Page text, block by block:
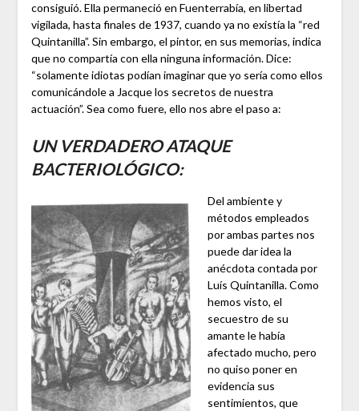
consiguió. Ella permaneció en Fuenterrabía, en libertad
vigilada, hasta finales de 1937, cuando ya no existía la “red
Quintanilla”. Sin embargo, el pintor, en sus memorias, indica
que no compartía con ella ninguna información. Dice:
“solamente idiotas podían imaginar que yo sería como ellos
comunicándole a Jacque los secretos de nuestra
actuación”. Sea como fuere, ello nos abre el paso a:
UN VERDADERO ATAQUE
BACTERIOLÓGICO:
Del ambiente y
métodos empleados
por ambas partes nos
puede dar idea la
anécdota contada por
Luís Quintanilla. Como
hemos visto, el
secuestro de su
amante le había
afectado mucho, pero
no quiso poner en
evidencia sus
sentimientos, que